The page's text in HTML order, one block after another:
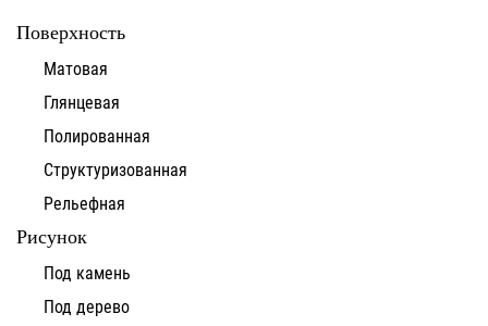
Поверхность
Матовая
Глянцевая
Полированная
Структуризованная
Рельефная
Рисунок
Под камень
Под дерево